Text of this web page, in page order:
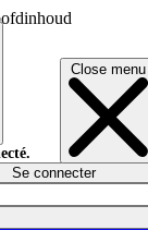
Close menu
Se connecter